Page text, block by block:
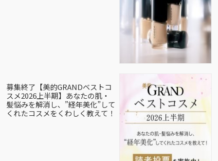
募集終了【美的GRANDベストコ
スメ2026上半期】あなたの肌・
髪悩みを解消し、”経年美化”して
くれたコスメをくわしく教えて！